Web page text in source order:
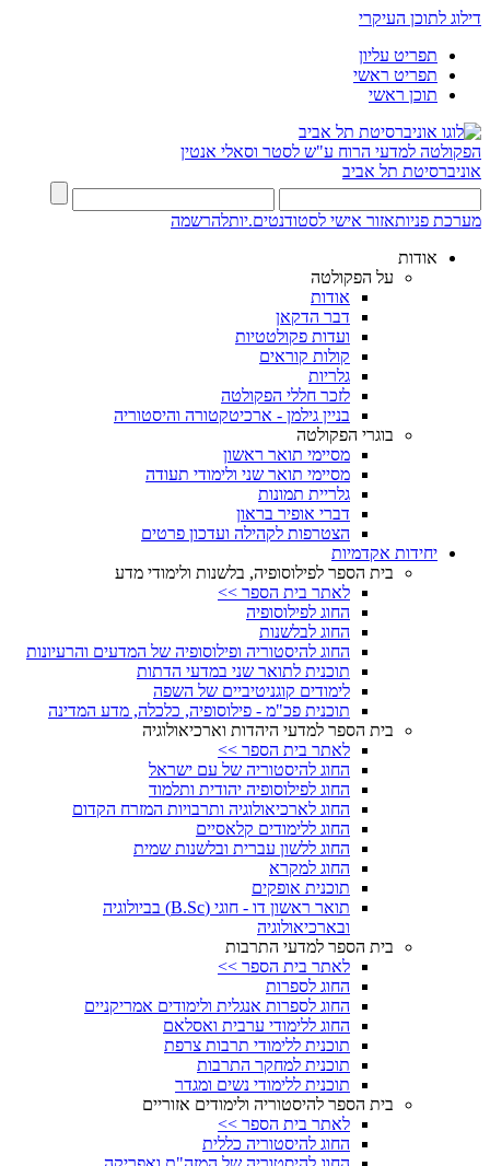
דילוג לתוכן העיקרי
תפריט עליון
תפריט ראשי
תוכן ראשי
הפקולטה למדעי הרוח ע"ש לסטר וסאלי אנטין
אוניברסיטת תל אביב
מערכת פניותאזור אישי לסטודנטים.יותלהרשמה
אודות
על הפקולטה
אודות
דבר הדקאן
ועדות פקולטטיות
קולות קוראים
גלריות
לזכר חללי הפקולטה
בניין גילמן - ארכיטקטורה והיסטוריה
בוגרי הפקולטה
מסיימי תואר ראשון
מסיימי תואר שני ולימודי תעודה
גלריית תמונות
דברי אופיר בראון
הצטרפות לקהילה ועדכון פרטים
יחידות אקדמיות
בית הספר לפילוסופיה, בלשנות ולימודי מדע
לאתר בית הספר >>
החוג לפילוסופיה
החוג לבלשנות
החוג להיסטוריה ופילוסופיה של המדעים והרעיונות
תוכנית לתואר שני במדעי הדתות
לימודים קוגניטיביים של השפה
תוכנית פכ"מ - פילוסופיה, כלכלה, מדע המדינה
בית הספר למדעי היהדות וארכיאולוגיה
לאתר בית הספר >>
החוג להיסטוריה של עם ישראל
החוג לפילוסופיה יהודית ותלמוד
החוג לארכיאולוגיה ותרבויות המזרח הקדום
החוג ללימודים קלאסיים
החוג ללשון עברית ובלשנות שמית
החוג למקרא
תוכנית אופקים
תואר ראשון דו - חוגי (B.Sc) בביולוגיה
ובארכיאולוגיה
בית הספר למדעי התרבות
לאתר בית הספר >>
החוג לספרות
החוג לספרות אנגלית ולימודים אמריקניים
החוג ללימודי ערבית ואסלאם
תוכנית ללימודי תרבות צרפת
תוכנית למחקר התרבות
תוכנית ללימודי נשים ומגדר
בית הספר להיסטוריה ולימודים אזוריים
לאתר בית הספר >>
החוג להיסטוריה כללית